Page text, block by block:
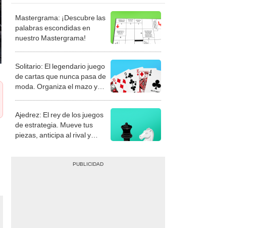
Mastergrama: ¡Descubre las
palabras escondidas en
nuestro Mastergrama!
Solitario: El legendario juego
de cartas que nunca pasa de
moda. Organiza el mazo y
Ajedrez: El rey de los juegos
de estrategia. Mueve tus
piezas, anticipa al rival y